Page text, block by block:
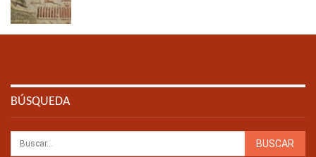
BÚSQUEDA